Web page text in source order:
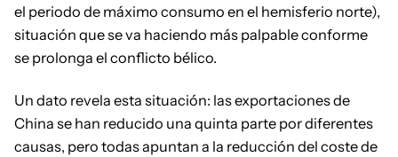
el periodo de máximo consumo en el hemisferio norte),
situación que se va haciendo más palpable conforme
se prolonga el conflicto bélico.
Un dato revela esta situación: las exportaciones de
China se han reducido una quinta parte por diferentes
causas, pero todas apuntan a la reducción del coste de